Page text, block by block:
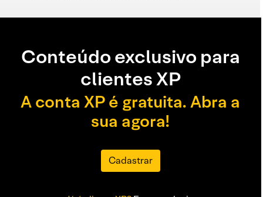
Conteúdo exclusivo para
clientes XP
A conta XP é gratuita. Abra a
sua agora!
Cadastrar